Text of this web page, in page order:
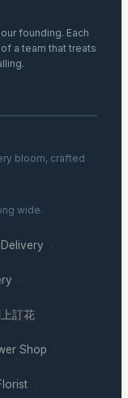
founding. Each
a team that treats
bloom, crafted
wide.
·
·
訂花 ·
Shop ·
·